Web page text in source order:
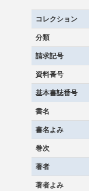
コレクション
分類
請求記号
資料番号
基本書誌番号
書名
書名よみ
巻次
著者
著者よみ